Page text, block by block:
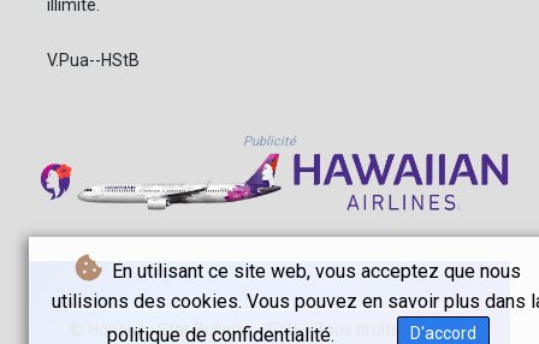
En utilisant ce site web, vous acceptez que nous
utilisions des cookies. Vous pouvez en savoir plus dans
politique de confidentialité.
D'accord
illimité.
V.Pua--HStB
Publicité
© Honolulu Star Bulletin - 2026 - Tous droits réservés